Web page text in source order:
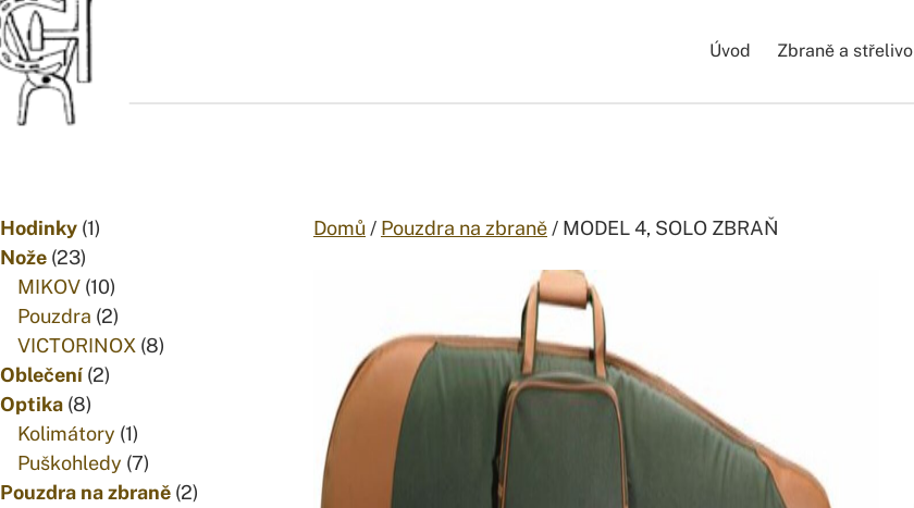
Přejít na obsah
Úvod Zbraně a střelivo
Hodinky 11
Nože 2323
produktů
MIKOV 1010
produktů
Pouzdra 22
produkty
VICTORINOX 88
Oblečení 22
Optika 88
produktů
Kolimátory 11
produkt
Puškohledy 77
produktů
Pouzdra na zbraně 22
Domů / Pouzdra na zbraně / MODEL 4, SOLO ZBRAŇ